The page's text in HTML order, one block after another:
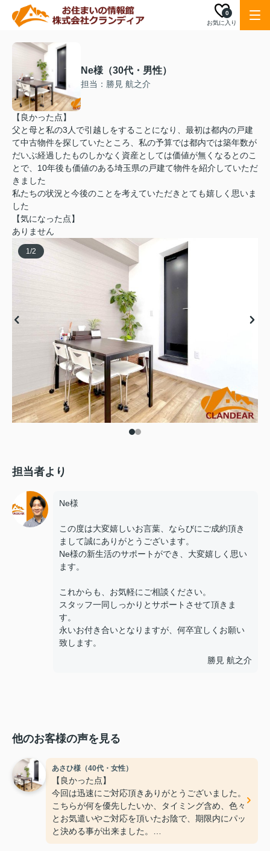
お気に入り
0
Ne様（30代・男性）
担当：勝見 航之介
【良かった点】
父と母と私の3人で引越しをすることになり、最初は都内の戸建
て中古物件を探していたところ、私の予算では都内では築年数が
だいぶ経過したものしかなく資産としては価値が無くなるとのこ
とで、10年後も価値のある埼玉県の戸建て物件を紹介していただ
きました
私たちの状況と今後のことを考えていただきとても嬉しく思いま
した
【気になった点】
ありません
1/2
担当者より
Ne様
この度は大変嬉しいお言葉、ならびにご成約頂き
まして誠にありがとうございます。
Ne様の新生活のサポートができ、大変嬉しく思い
ます。
これからも、お気軽にご相談ください。
スタッフ一同しっかりとサポートさせて頂きま
す。
永いお付き合いとなりますが、何卒宜しくお願い
致します。
勝見 航之介
他のお客様の声を見る
あさひ様（40代・女性）
【良かった点】
今回は迅速にご対応頂きありがとうございました。
こちらが何を優先したいか、タイミング含め、色々
とお気遣いやご対応を頂いたお陰で、期限内にパッ
と決める事が出来ました。
フットワークが軽く、希望もちゃんと聞いて下さい